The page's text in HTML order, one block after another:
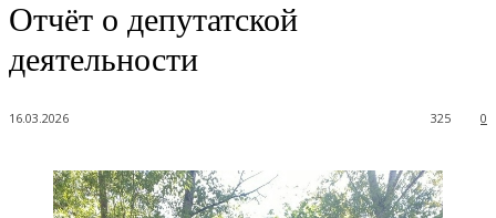
Отчёт о депутатской
деятельности
16.03.2026 0
325